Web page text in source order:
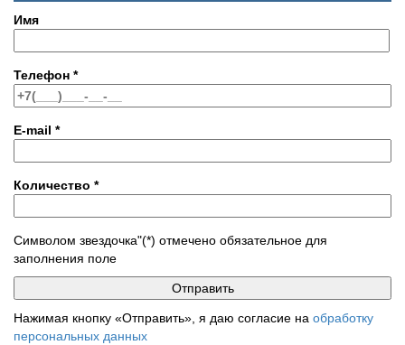
Имя
Телефон *
E-mail *
Количество *
Символом звездочка"(*) отмечено обязательное для
заполнения поле
Нажимая кнопку «Отправить», я даю согласие на обработку
персональных данных